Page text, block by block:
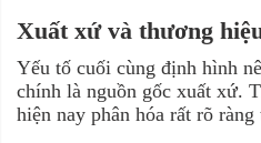
Xuất xứ và thương
Yếu tố cuối cùng định hình
chính là nguồn gốc xuất xứ.
hiện nay phân hóa rất rõ